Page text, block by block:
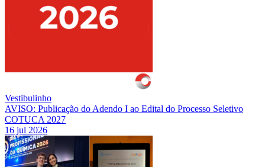
Vestibulinho
AVISO: Publicação do Adendo I ao Edital do Processo Seletivo
COTUCA 2027
16 jul 2026